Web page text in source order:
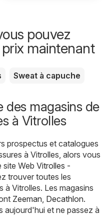
pouvez
maintenant
Sweat à capuche
des magasins de
à Vitrolles
prospectus et catalogues
à Vitrolles, alors vous
site Web Vitrolles -
trouver toutes les
à Vitrolles. Les magasins
Zeeman, Decathlon.
aujourd'hui et ne passez à